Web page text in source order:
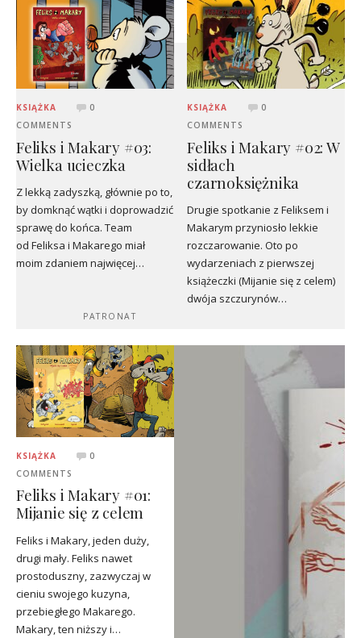
KSIĄŻKA
0
COMMENTS
Feliks i Makary #03:
Wielka ucieczka
Z lekką zadyszką, głównie po to,
by domknąć wątki i doprowadzić
sprawę do końca. Team
od Feliksa i Makarego miał
moim zdaniem najwięcej…
KSIĄŻKA
0
COMMENTS
Feliks i Makary #02: W
sidłach
czarnoksiężnika
Drugie spotkanie z Feliksem i
Makarym przyniosło lekkie
rozczarowanie. Oto po
wydarzeniach z pierwszej
książeczki (Mijanie się z celem)
dwója szczurynów…
KSIĄŻKA
0
COMMENTS
Feliks i Makary #01:
Mijanie się z celem
Feliks i Makary, jeden duży,
drugi mały. Feliks nawet
prostoduszny, zazwyczaj w
cieniu swojego kuzyna,
przebiegłego Makarego.
Makary, ten niższy i…
PATRONAT